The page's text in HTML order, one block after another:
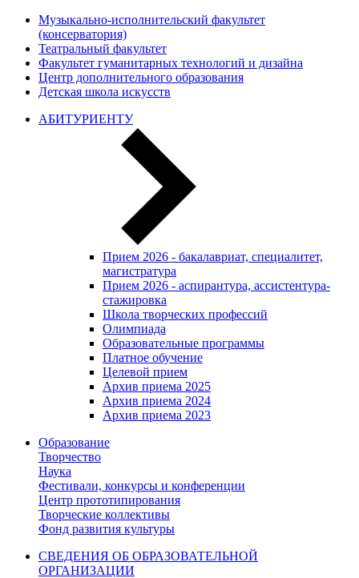
Музыкально-исполнительский факультет
(консерватория)
Театральный факультет
Факультет гуманитарных технологий и дизайна
Центр дополнительного образования
Детская школа искусств
АБИТУРИЕНТУ
Прием 2026 - бакалавриат, специалитет,
магистратура
Прием 2026 - аспирантура, ассистентура-
стажировка
Школа творческих профессий
Олимпиада
Образовательные программы
Платное обучение
Целевой прием
Архив приема 2025
Архив приема 2024
Архив приема 2023
Образование
Творчество
Наука
Фестивали, конкурсы и конференции
Центр прототипирования
Творческие коллективы
Фонд развития культуры
СВЕДЕНИЯ ОБ ОБРАЗОВАТЕЛЬНОЙ
ОРГАНИЗАЦИИ